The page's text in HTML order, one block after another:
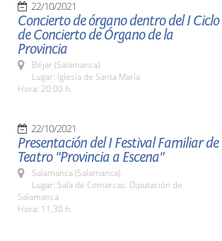
22/10/2021
Concierto de órgano dentro del I Ciclo
de Concierto de Órgano de la
Provincia
Béjar (Salamanca)
Lugar: Iglesia de Santa María
Hora: 20:00 h.
22/10/2021
Presentación del I Festival Familiar de
Teatro "Provincia a Escena"
Salamanca (Salamanca)
Lugar: Sala de Comarcas. Diputación de
Salamanca
Hora: 11,30 h.